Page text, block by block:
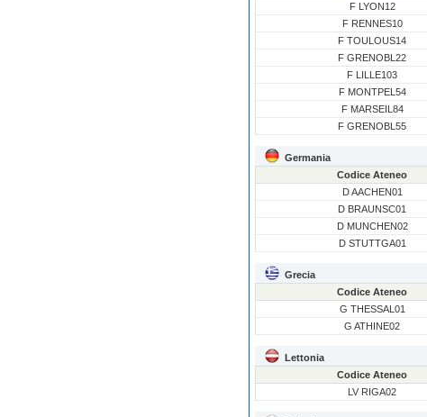
F LYON12
F RENNES10
F TOULOUS14
F GRENOBL22
F LILLE103
F MONTPEL54
F MARSEIL84
F GRENOBL55
Germania
Codice Ateneo
D AACHEN01
D BRAUNSC01
D MUNCHEN02
D STUTTGA01
Grecia
Codice Ateneo
G THESSAL01
G ATHINE02
Lettonia
Codice Ateneo
LV RIGA02